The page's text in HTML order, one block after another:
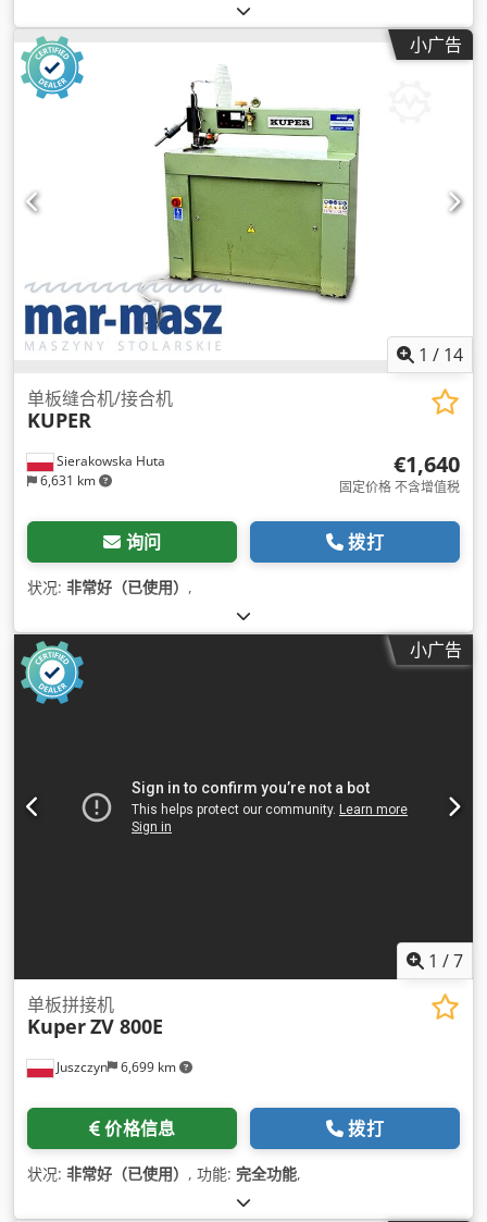
小广告
1 / 14
Sierakowska Huta
6,631 km
单板缝合机/接合机
KUPER
€1,640
固定价格 不含增值税
询问 拨打
状况: 非常好（已使用） ,
小广告
1 /7
Juszczyn 6,699 km
单板拼接机
KuperZV 800E
价格信息 拨打
状况: 非常好（已使用） , 功能: 完全功能,